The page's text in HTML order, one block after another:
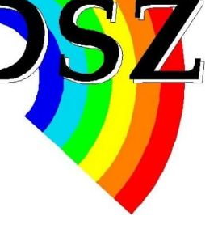
pour les politiques
Peter Magyar et son parti
ont remporté une large victoire,
sortant, Viktor Orban,…